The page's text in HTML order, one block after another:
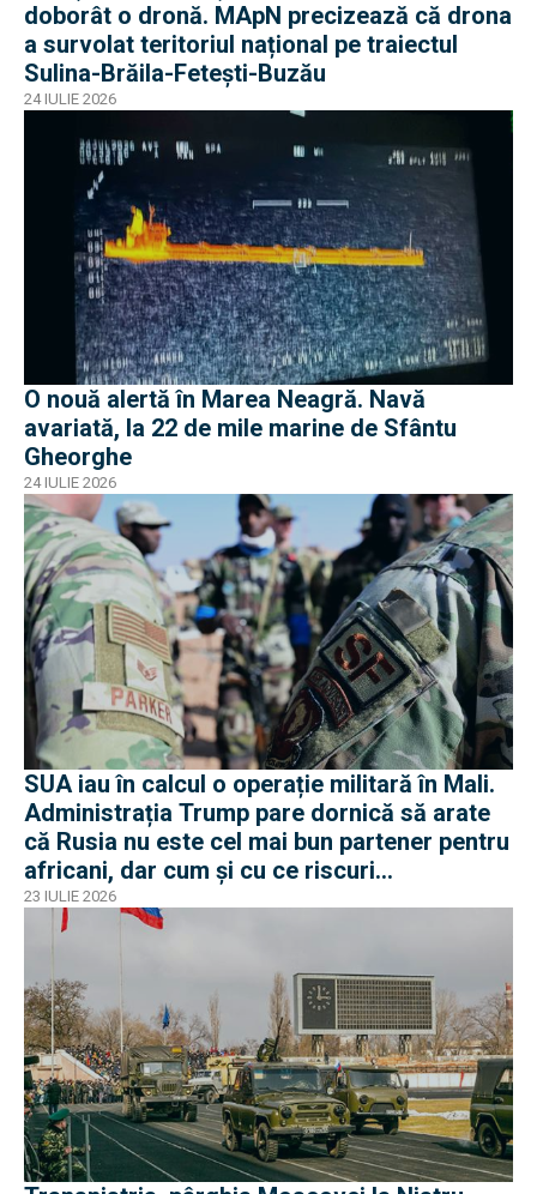
doborât o dronă. MApN precizează că drona
a survolat teritoriul național pe traiectul
Sulina-Brăila-Fetești-Buzău
24 IULIE 2026
O nouă alertă în Marea Neagră. Navă
avariată, la 22 de mile marine de Sfântu
Gheorghe
24 IULIE 2026
SUA iau în calcul o operație militară în Mali.
Administrația Trump pare dornică să arate
că Rusia nu este cel mai bun partener pentru
africani, dar cum și cu ce riscuri
operaționale?
23 IULIE 2026